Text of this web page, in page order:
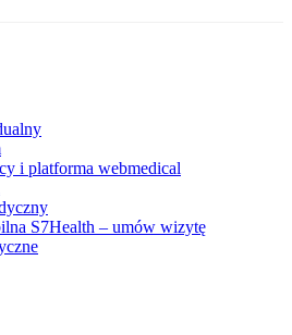
i platforma webmedical
S7Health – umów wizytę